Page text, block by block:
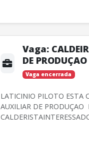
Vaga:
DE PRODUÇAO
Vaga encerrada
LATICINIO PILOTO ESTA
AUXILIAR DE PRODUÇAO